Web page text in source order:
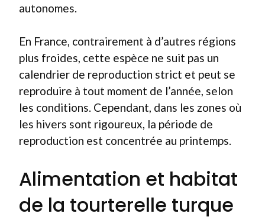
autonomes.
En France, contrairement à d’autres régions
plus froides, cette espèce ne suit pas un
calendrier de reproduction strict et peut se
reproduire à tout moment de l’année, selon
les conditions. Cependant, dans les zones où
les hivers sont rigoureux, la période de
reproduction est concentrée au printemps.
Alimentation et habitat
de la tourterelle turque